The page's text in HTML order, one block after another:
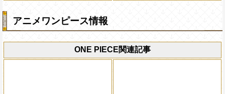
アニメワンピース情報
ONE PIECE関連記事